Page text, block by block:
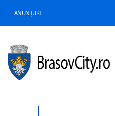
ANUNȚURI